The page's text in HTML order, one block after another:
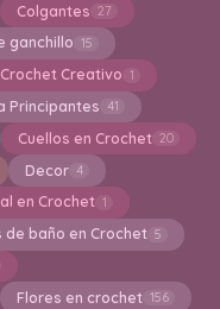
Colgantes 27
ganchillo 15
Crochet Creativo 1
Principantes 41
Cuellos en Crochet 20
Decor 4
en Crochet 1
de baño en Crochet 5
Flores en crochet 156